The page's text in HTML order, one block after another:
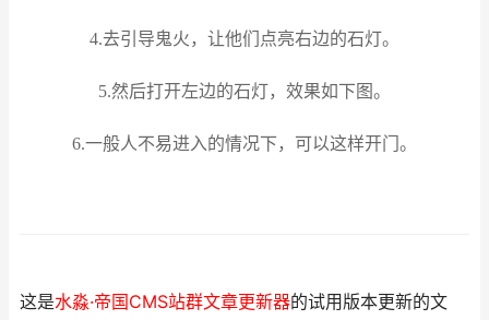
4.去引导鬼火，让他们点亮右边的石灯。
5.然后打开左边的石灯，效果如下图。
6.一般人不易进入的情况下，可以这样开门。
这是水淼·帝国CMS站群文章更新器的试用版本更新的文